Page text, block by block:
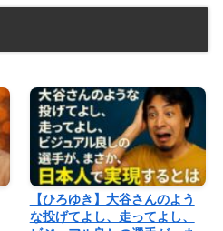
【ひろゆき】大谷さんのよう
な投げてよし、走ってよし、